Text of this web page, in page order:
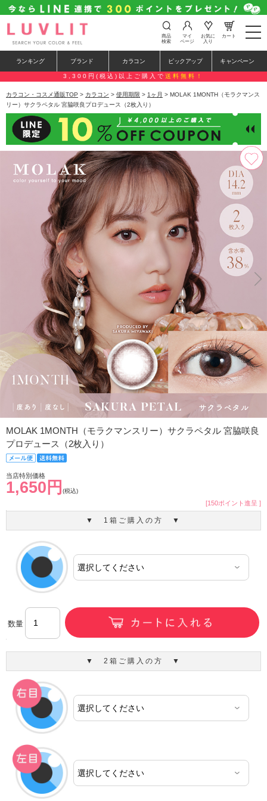
t
o
e
n
a
a
i
o
n
商品
検索
マイ
ページ
お気に
入り
カート
ランキング ブランド カラコン ピックアップ キャンペーン
3,300円(税込)以上ご購入で 送料無料！
カラコン・コスメ通販TOP > カラコン > 使用期限 > 1ヶ月 > MOLAK 1MONTH（モラクマンス
リー）サクラペタル 宮脇咲良プロデュース（2枚入り）
MOLAK 1MONTH（モラクマンスリー）サクラペタル 宮脇咲良
プロデュース（2枚入り）
当店特別価格
1,650円 (税込)
[150ポイント進呈 ]
▼ 1箱ご購入の方 ▼
数量
▼ 2箱ご購入の方 ▼